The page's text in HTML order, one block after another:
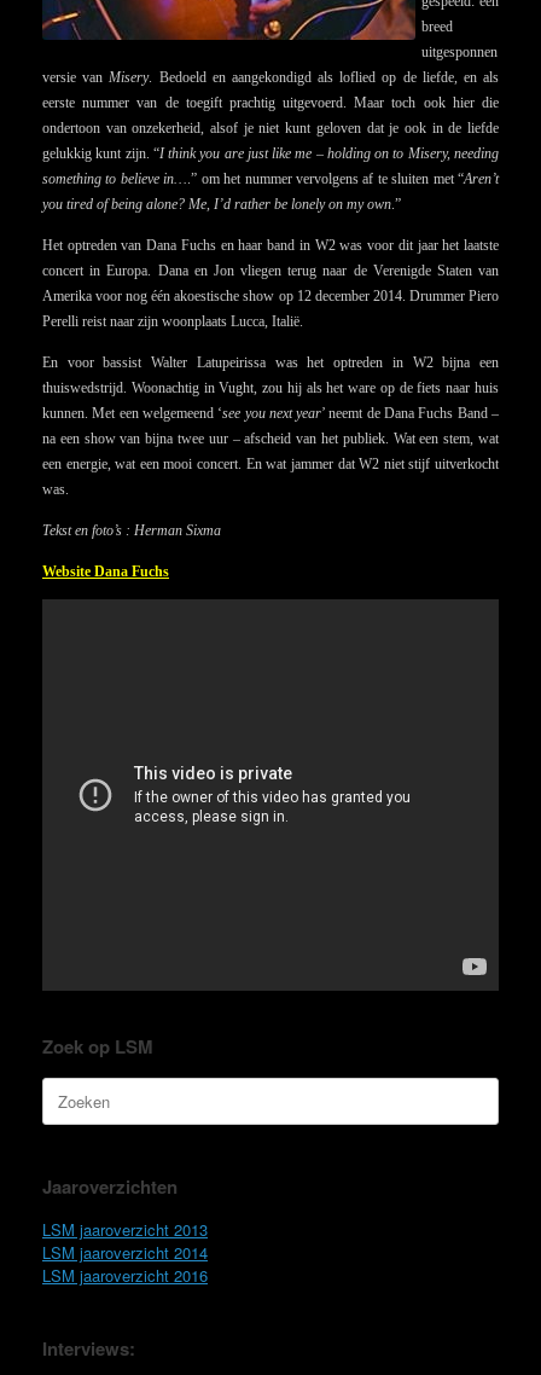
breed
uitgesponnen
versie vanMisery. Bedoeld en aangekondigd als loflied op de liefde, en als
eerste nummer van de toegift prachtig uitgevoerd. Maar toch ook hier die
ondertoon van onzekerheid, alsof je niet kunt geloven dat je ook in de liefde
gelukkig kunt zijn. “I think you are just like me – holding on to Misery, needing
something to believe in….” om het nummer vervolgens af te sluiten met “Aren’t
you tired of being alone? Me, I’d rather be lonely on my own.”
Het optreden van Dana Fuchs en haar band in W2 was voor dit jaar het laatste
concert in Europa. Dana en Jon vliegen terug naar de Verenigde Staten van
Amerika voor nog één akoestische show op 12 december 2014. Drummer Piero
Perelli reist naar zijn woonplaats Lucca, Italië.
En voor bassist Walter Latupeirissa was het optreden in W2 bijna een
thuiswedstrijd. Woonachtig in Vught, zou hij als het ware op de fiets naar huis
kunnen. Met een welgemeend ‘see you next year’ neemt de Dana Fuchs Band –
na een show van bijna twee uur – afscheid van het publiek. Wat een stem, wat
een energie, wat een mooi concert. En wat jammer dat W2 niet stijf uitverkocht
was.
Tekst en foto’s : Herman Sixma
Website Dana Fuchs
Zoek op LSM
Zoeken
naar:
Jaaroverzichten
LSM jaaroverzicht 2013
LSM jaaroverzicht 2014
LSM jaaroverzicht 2016
Interviews: